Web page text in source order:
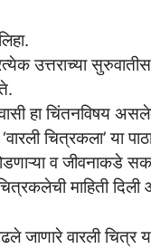
उत्तराच्या सुरुवातीस
हा चिंतनविषय
चित्रकला’ या
व जीवनाकडे
चित्रकलेची माहिती
जाणारे वारली चित्र